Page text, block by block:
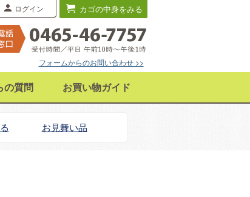
ログイン カゴの中身をみる
フォームからのお問い合わせ >>
の質問 お買い物ガイド
お見舞い品